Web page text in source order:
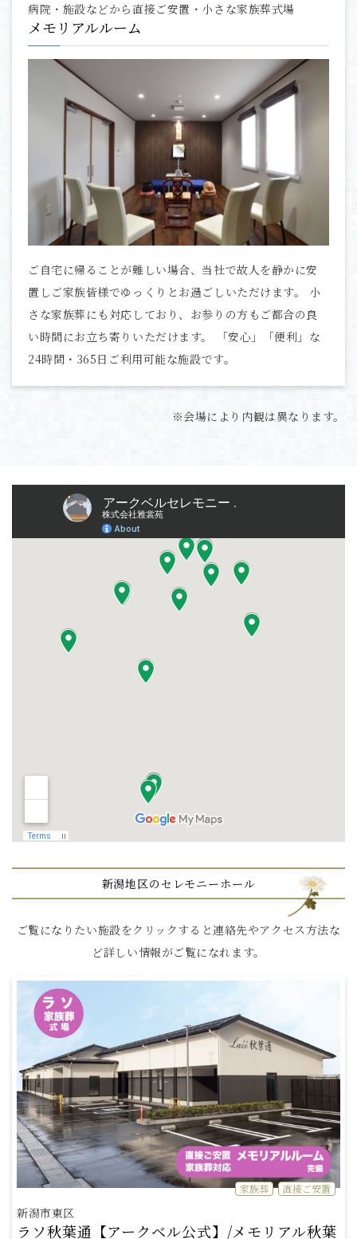
病院・施設などから直接ご安置・小さな家族葬式場
メモリアルルーム
ご自宅に帰ることが難しい場合、当社で故人を静かに安
置しご家族皆様でゆっくりとお過ごしいただけます。 小
さな家族葬にも対応しており、お参りの方もご都合の良
い時間にお立ち寄りいただけます。 「安心」「便利」な
24時間・365日ご利用可能な施設です。
※会場により内観は異なります。
新潟地区のセレモニーホール
ご覧になりたい施設をクリックすると連絡先やアクセス方法な
ど詳しい情報がご覧になれます。
家族葬 直接ご安置
新潟市東区
ラソ秋葉通【アークベル公式】/メモリアル秋葉